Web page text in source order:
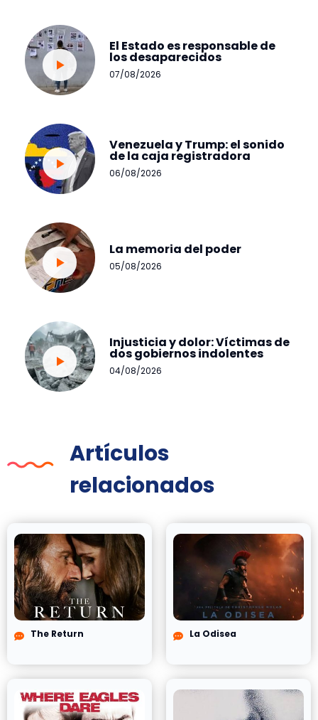
El Estado es responsable de
los desaparecidos
07/08/2026
Venezuela y Trump: el sonido
de la caja registradora
06/08/2026
La memoria del poder
05/08/2026
Injusticia y dolor: Víctimas de
dos gobiernos indolentes
04/08/2026
Artículos
relacionados
The Return La Odisea